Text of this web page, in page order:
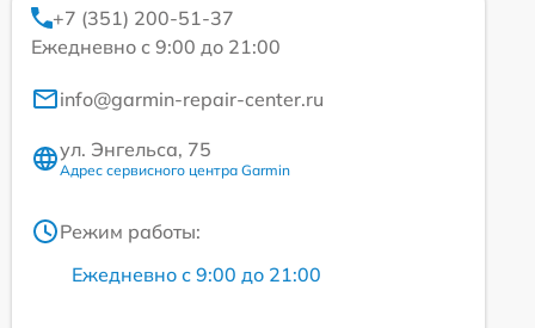
+7 (351) 200-51-37
Ежедневно с 9:00 до 21:00
info@garmin-repair-center.ru
ул. Энгельса, 75
Адрес сервисного центра Garmin
Режим работы:
Ежедневно с 9:00 до 21:00